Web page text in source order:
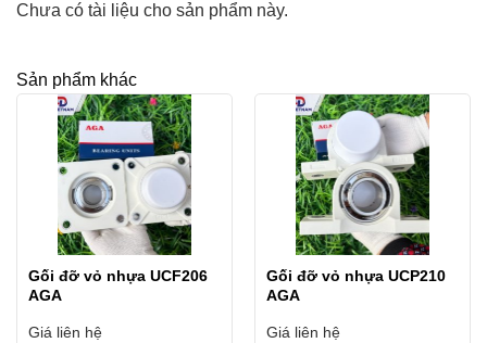
Chưa có tài liệu cho sản phẩm này.
Sản phẩm khác
Gối đỡ vỏ nhựa UCF206
AGA
Giá liên hệ
Gối đỡ vỏ nhựa UCP210
AGA
Giá liên hệ